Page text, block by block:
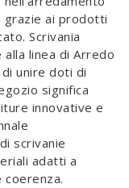
grazie ai prodotti
Scrivania
alla linea di Arredo
unire doti di
significa
innovative e
scrivanie
adatti a
coerenza.